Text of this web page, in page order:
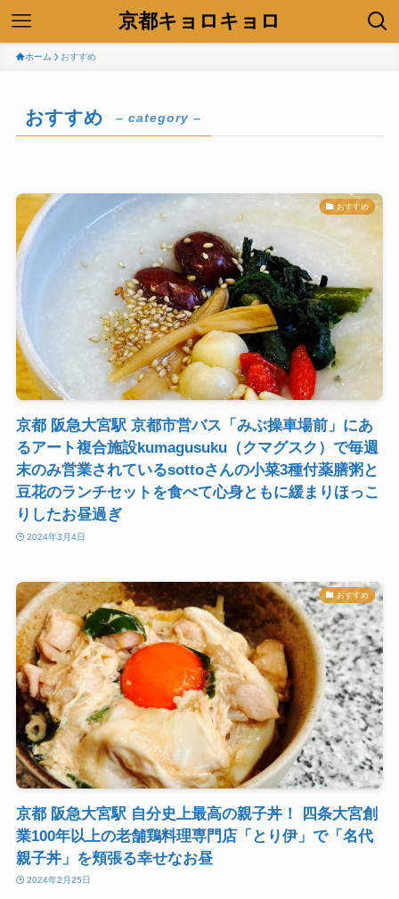
京都キョロキョロ
ホーム おすすめ
おすすめ – category –
おすすめ
京都 阪急大宮駅 京都市営バス「みぶ操車場前」にあ
るアート複合施設kumagusuku（クマグスク）で毎週
末のみ営業されているsottoさんの小菜3種付薬膳粥と
豆花のランチセットを食べて心身ともに緩まりほっこ
りしたお昼過ぎ
2024年3月4日
おすすめ
京都 阪急大宮駅 自分史上最高の親子丼！ 四条大宮創
業100年以上の老舗鶏料理専門店「とり伊」で「名代
親子丼」を頬張る幸せなお昼
2024年2月25日